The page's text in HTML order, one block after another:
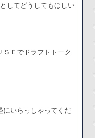
してどうしてもほしい
Ｅでドラフトトーク
にいらっしゃってくだ